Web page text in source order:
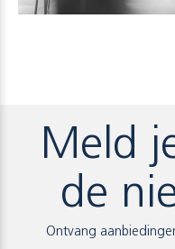
Meld
de
Ontvang